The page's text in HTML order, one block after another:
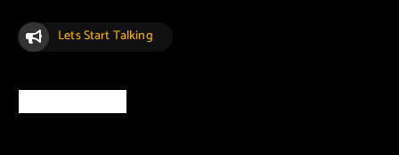
Lets Start Talking